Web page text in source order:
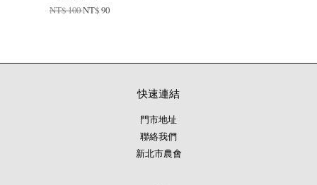
NT$ 100NT$ 90
快速連結
門市地址
聯絡我們
新北市農會